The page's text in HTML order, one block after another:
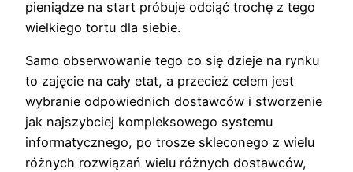
pieniądze na start próbuje odciąć trochę z tego
wielkiego tortu dla siebie.
Samo obserwowanie tego co się dzieje na rynku
to zajęcie na cały etat, a przecież celem jest
wybranie odpowiednich dostawców i stworzenie
jak najszybciej kompleksowego systemu
informatycznego, po trosze skleconego z wielu
różnych rozwiązań wielu różnych dostawców,